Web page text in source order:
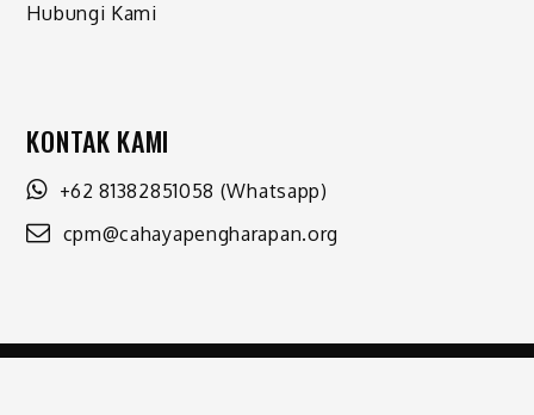
Hubungi Kami
KONTAK KAMI
+62 81382851058 (Whatsapp)
cpm@cahayapengharapan.org